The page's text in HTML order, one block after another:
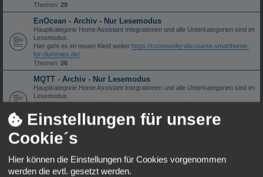
Themen: 29
EnOcean - Archiv - Nur Lesemodus
Hauptkategorie Home Assistant Integrationen und alle Unterkategorien sind im
Lesemodus.
Hier geht es im neuen Kleid weiter https://community-discourse.smarthome-
for-dummies.de/
Themen: 26
MQTT - Archiv - Nur Lesemodus
Hauptkategorie Home Assistant Integrationen und alle Unterkategorien sind im
Lesemodus.
Hier geht es im neuen Kleid weiterhttps://community-discourse.smarthome-
for-dummies.de/
Themen:16
Sonstiges - Archiv - Nur Lesemodus
Hauptkategorie Home Assistant Integrationen und alle Unterkategorien sind im
Hier geht es im neuen Kleid weiterhttps://community-discourse.smarthome-
for-dummies.de/
Einstellungen für unsere
Cookie´s
Hier können die Einstellungen für Cookies vorgenommen
werden die evtl. gesetzt werden.